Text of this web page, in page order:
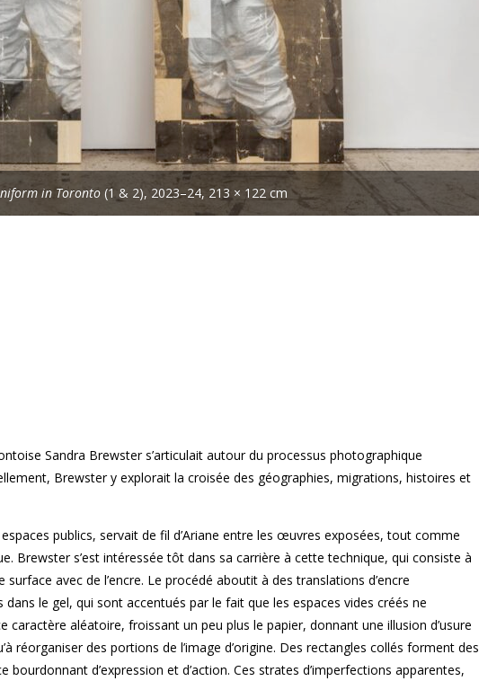
in Toronto (1 & 2), 2023–24, 213 × 122 cm
Sandra Brewster s’articulait autour du processus photographique
Brewster y explorait la croisée des géographies, migrations, histoires et
publics, servait de fil d’Ariane entre les œuvres exposées, tout comme
Brewster s’est intéressée tôt dans sa carrière à cette technique, qui consiste à
avec de l’encre. Le procédé aboutit à des translations d’encre
le gel, qui sont accentués par le fait que les espaces vides créés ne
caractère aléatoire, froissant un peu plus le papier, donnant une illusion d’usure
réorganiser des portions de l’image d’origine. Des rectangles collés forment des
d’expression et d’action. Ces strates d’imperfections apparentes,